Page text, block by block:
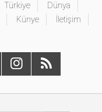
Türkiye
Dünya
Künye
İletişim